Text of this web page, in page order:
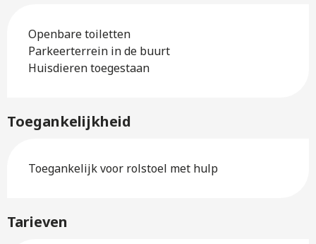
Openbare toiletten
Parkeerterrein in de buurt
Huisdieren toegestaan
Toegankelijkheid
Toegankelijk voor rolstoel met hulp
Tarieven